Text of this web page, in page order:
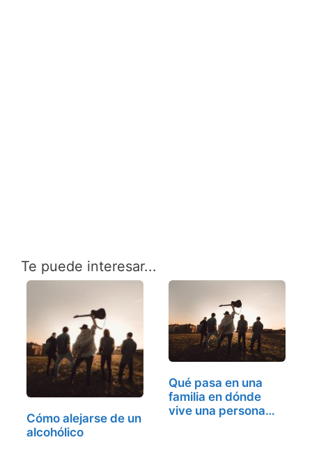
Te puede interesar...
Cómo alejarse de un
alcohólico
Qué pasa en una
familia en dónde
vive una persona